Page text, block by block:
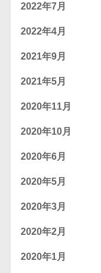
2022年7月
2022年4月
2021年9月
2021年5月
2020年11月
2020年10月
2020年6月
2020年5月
2020年3月
2020年2月
2020年1月